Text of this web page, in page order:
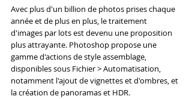
Avec plus d'un billion de photos prises chaque
année et de plus en plus, le traitement
d'images par lots est devenu une proposition
plus attrayante. Photoshop propose une
gamme d'actions de style assemblage,
disponibles sous Fichier > Automatisation,
notamment l'ajout de vignettes et d'ombres, et
la création de panoramas et HDR.